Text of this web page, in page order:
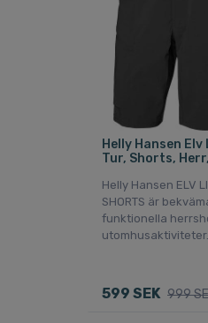
Helly Hansen
Tur, Shorts,
Helly Hansen ELV
SHORTS är
funktionella
utomhusaktiviteter.
599 SEK 999